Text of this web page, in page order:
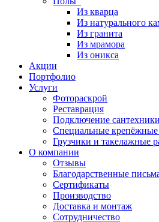
Из кварца
Из натурального
Из гранита
Из мрамора
Из оникса
Акции
Портфолио
Услуги
Фотораскрой
Реставрация
Подключение
Специальные
Грузчики и такелажные
О компании
Отзывы
Благодарственные
Сертификаты
Производство
Доставка и монтаж
Сотрудничество